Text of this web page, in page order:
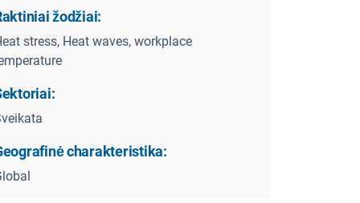
žodžiai:
stress, Heat waves, workplace
charakteristika: